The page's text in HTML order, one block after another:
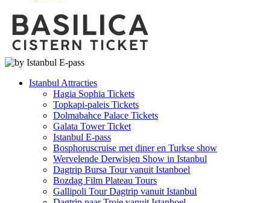
Istanbul Attracties
Hagia Sophia Tickets
Topkapi-paleis Tickets
Dolmabahce Palace Tickets
Galata Tower Ticket
Istanbul E-pass
Bosphoruscruise met diner en Turkse show
Wervelende Derwisjen Show in Istanbul
Dagtrip Bursa Tour vanuit Istanboel
Bozdag Film Plateau Tours
Gallipoli Tour Dagtrip vanuit Istanbul